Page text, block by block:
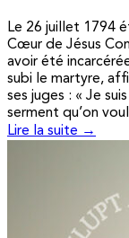
Le 26 juillet 1794
Cœur de Jésus
avoir été
subi le martyre,
ses juges : « Je
serment qu’on
Lire la suite →